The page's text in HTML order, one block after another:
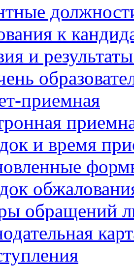
к
и
приемная
и время
обращений